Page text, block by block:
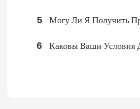
5 Могу Ли Я Получить
6 Каковы Ваши Условия